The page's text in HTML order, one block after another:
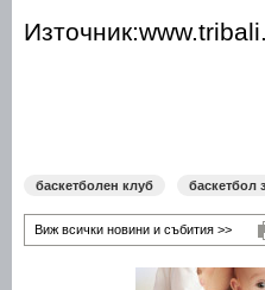
баскетболен клуб баскетбол
Виж всички новини и събития >>